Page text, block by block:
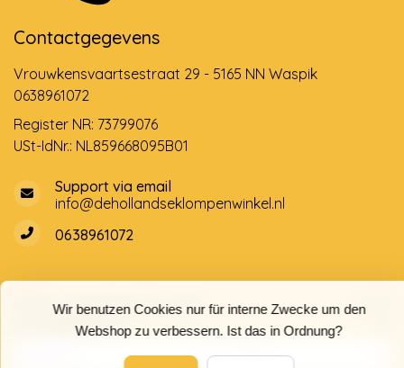
Wir benutzen Cookies nur für interne Zwecke um den
Webshop zu verbessern. Ist das in Ordnung?
Contactgegevens
Vrouwkensvaartsestraat 29 - 5165 NN Waspik
0638961072
Register NR: 73799076
USt-IdNr.: NL859668095B01
Support via email
info@dehollandseklompenwinkel.nl
0638961072
ÖffnungszeitenSocials
Kundendienst